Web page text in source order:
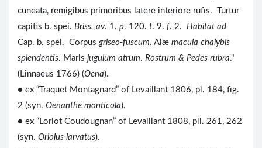
cuneata, remigibus primoribus latere interiore rufis. Turtur
capitis b. spei. Briss. av. 1. p. 120. t. 9. f. 2. Habitat ad
Cap. b. spei. Corpus griseo-fuscum. Alæ macula chalybis
splendentis. Maris jugulum atrum. Rostrum & Pedes rubra."
(Linnaeus 1766) (Oena).
● ex “Traquet Montagnard” of Levaillant 1806, pl. 184, fig.
2 (syn. Oenanthe monticola).
● ex “Loriot Coudougnan” of Levaillant 1808, pll. 261, 262
(syn. Oriolus larvatus).